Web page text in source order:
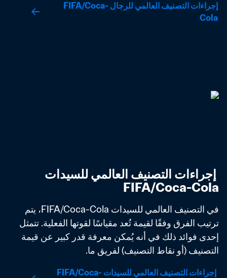
إجراءات التصنيف العالمي للرجال FIFA/Coca-
Cola
FIFA/Coca-Cola
التصنيف (أو نقاط التصنيف) لفريق ما.
إجراءات التصنيف العالمي للسيدات FIFA/Coca-